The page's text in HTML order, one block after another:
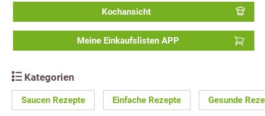
Kochansicht
Meine Einkaufslisten APP
Kategorien
Saucen Rezepte Einfache Rezepte Gesunde